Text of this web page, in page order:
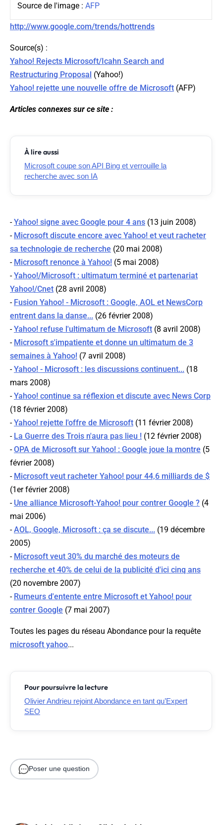
Source de l'image : AFP
http://www.google.com/trends/hottrends
Source(s) :
Yahoo! Rejects Microsoft/Icahn Search and
Restructuring Proposal (Yahoo!)
Yahoo! rejette une nouvelle offre de Microsoft (AFP)
Articles connexes sur ce site :
À lire aussi
Microsoft coupe son API Bing et verrouille la
recherche avec son IA
-Yahoo! signe avec Google pour 4 ans (13 juin 2008)
- Microsoft discute encore avec Yahoo! et veut racheter
sa technologie de recherche (20 mai 2008)
- Microsoft renonce à Yahoo! (5 mai 2008)
-Yahoo!/Microsoft : ultimatum terminé et partenariat
Yahoo!/Cnet (28 avril 2008)
- Fusion Yahoo! - Microsoft : Google, AOL et NewsCorp
entrent dans la danse... (26 février 2008)
-Yahoo! refuse l'ultimatum de Microsoft (8 avril 2008)
- Microsoft s'impatiente et donne un ultimatum de 3
semaines à Yahoo! (7 avril 2008)
-Yahoo! - Microsoft : les discussions continuent... (18
mars 2008)
-Yahoo! continue sa réflexion et discute avec News Corp
(18 février 2008)
-Yahoo! rejette l'offre de Microsoft (11 février 2008)
- La Guerre des Trois n'aura pas lieu ! (12 février 2008)
-OPA de Microsoft sur Yahoo! : Google joue la montre (5
février 2008)
- Microsoft veut racheter Yahoo! pour 44,6 milliards de $
(1er février 2008)
- Une alliance Microsoft-Yahoo! pour contrer Google ? (4
mai 2006)
-AOL, Google, Microsoft : ça se discute... (19 décembre
2005)
- Microsoft veut 30% du marché des moteurs de
recherche et 40% de celui de la publicité d'ici cinq ans
(20 novembre 2007)
- Rumeurs d'entente entre Microsoft et Yahoo! pour
contrer Google (7 mai 2007)
Toutes les pages du réseau Abondance pour la requête
microsoft yahoo...
Pour poursuivre la lecture
Olivier Andrieu rejoint Abondance en tant qu’Expert
SEO
Poser une question